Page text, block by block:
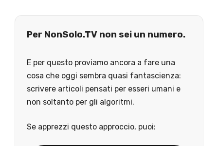
Per NonSolo.TV non sei un numero.
E per questo proviamo ancora a fare una
cosa che oggi sembra quasi fantascienza:
scrivere articoli pensati per esseri umani e
non soltanto per gli algoritmi.
Se apprezzi questo approccio, puoi: